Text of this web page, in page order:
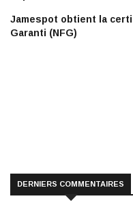
Jamespot obtient la
Garanti (NFG)
DERNIERS COMMENTAIRES